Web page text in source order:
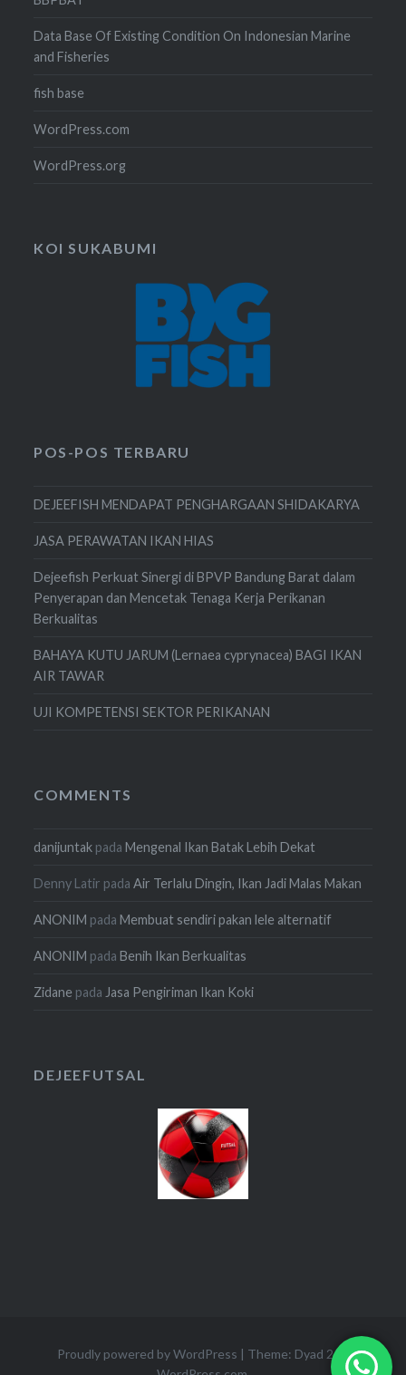
Data Base Of Existing Condition On Indonesian Marine
and Fisheries
fish base
WordPress.com
WordPress.org
KOI SUKABUMI
POS-POS TERBARU
DEJEEFISH MENDAPAT PENGHARGAAN SHIDAKARYA
JASA PERAWATAN IKAN HIAS
Dejeefish Perkuat Sinergi di BPVP Bandung Barat dalam
Penyerapan dan Mencetak Tenaga Kerja Perikanan
Berkualitas
BAHAYA KUTU JARUM (Lernaea cyprynacea) BAGI IKAN
AIR TAWAR
UJI KOMPETENSI SEKTOR PERIKANAN
COMMENTS
danijuntak padaMengenal Ikan Batak Lebih Dekat
Denny Latir padaAir Terlalu Dingin, Ikan Jadi Malas Makan
ANONIM padaMembuat sendiri pakan lele alternatif
ANONIM padaBenih Ikan Berkualitas
Zidane pada Jasa Pengiriman Ikan Koki
DEJEEFUTSAL
Proudly powered by WordPress | Theme: Dyad 2 by